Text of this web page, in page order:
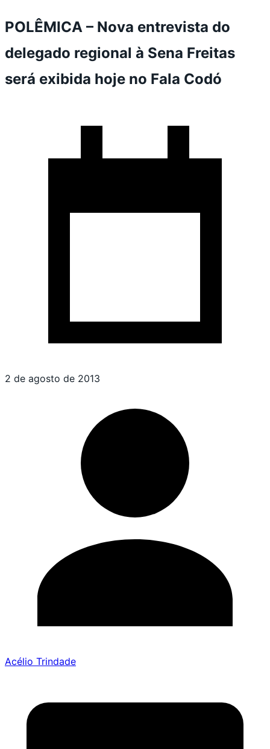
POLÊMICA – Nova entrevista do
delegado regional à Sena Freitas
será exibida hoje no Fala Codó
2 de agosto de 2013
Acélio Trindade